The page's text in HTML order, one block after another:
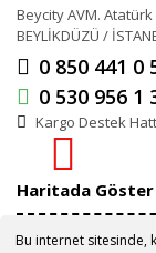
Bu internet sitesinde,
Beycity AVM.
BEYLİKDÜZÜ /
0 850 441 0
0 530 956 1
Kargo Destek
Haritada Göster